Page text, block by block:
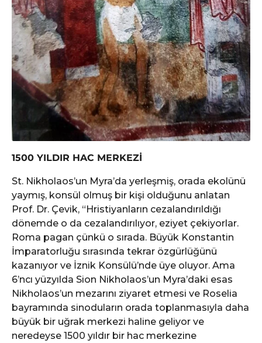
1500 YILDIR HAC MERKEZİ
St. Nikholaos’un Myra’da yerleşmiş, orada ekolünü
yaymış, konsül olmuş bir kişi olduğunu anlatan
Prof. Dr. Çevik, “Hristiyanların cezalandırıldığı
dönemde o da cezalandırılıyor, eziyet çekiyorlar.
Roma pagan çünkü o sırada. Büyük Konstantin
İmparatorluğu sırasında tekrar özgürlüğünü
kazanıyor ve İznik Konsülü’nde üye oluyor. Ama
6’ncı yüzyılda Sion Nikholaos’un Myra’daki esas
Nikholaos’un mezarını ziyaret etmesi ve Roselia
bayramında sinoduların orada toplanmasıyla daha
büyük bir uğrak merkezi haline geliyor ve
neredeyse 1500 yıldır bir hac merkezine